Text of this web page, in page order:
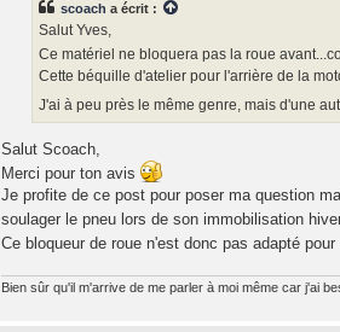
scoach a écrit :
Salut Yves,
Ce matériel ne bloquera pas la roue
Cette béquille d'atelier pour l'arrière de la
J'ai à peu près le même genre, mais d'une
Salut Scoach,
Merci pour ton avis
Je profite de ce post pour poser ma question
soulager le pneu lors de son immobilisation
Ce bloqueur de roue n'est donc pas adapté
Bien sûr qu'il m'arrive de me parler à moi même car j'ai